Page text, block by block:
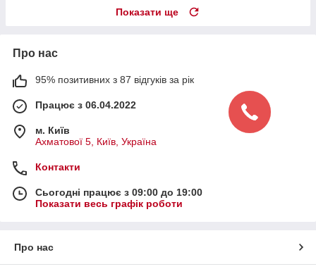
Показати ще
Про нас
95% позитивних з 87 відгуків за рік
Працює з 06.04.2022
м. Київ
Ахматової 5, Київ, Україна
Контакти
Сьогодні працює з 09:00 до 19:00
Показати весь графік роботи
Про нас